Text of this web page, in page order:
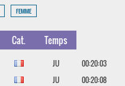
FEMME
Cat. Temps
JU
00:20:03
JU
00:20:08